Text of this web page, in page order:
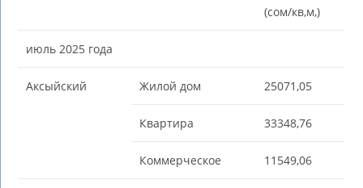
(сом/кв,м,)
июль 2025 года
Аксыйский Жилой дом 25071,05
Квартира 33348,76
Коммерческое 11549,06